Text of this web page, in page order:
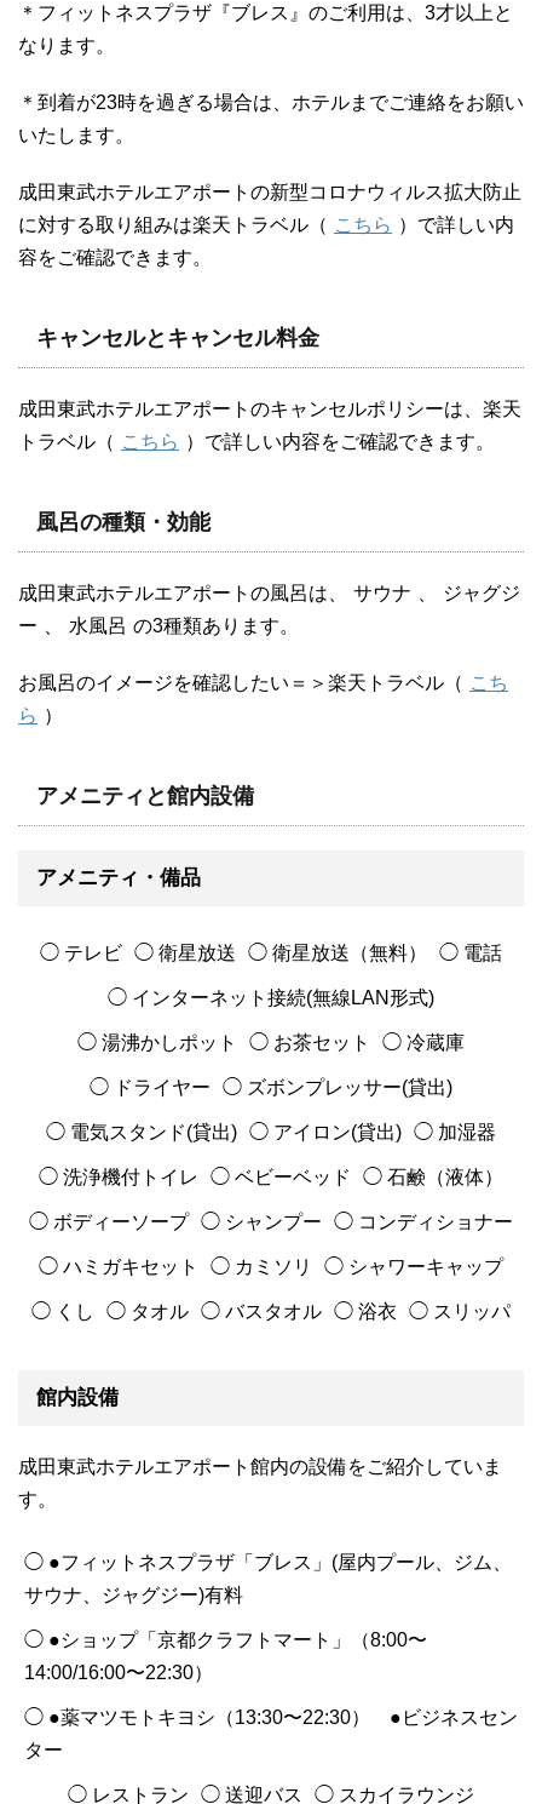
＊フィットネスプラザ『ブレス』のご利用は、3才以上と
なります。
＊到着が23時を過ぎる場合は、ホテルまでご連絡をお願い
いたします。
成田東武ホテルエアポートの新型コロナウィルス拡大防止
に対する取り組みは楽天トラベル（ こちら ）で詳しい内
容をご確認できます。
キャンセルとキャンセル料金
成田東武ホテルエアポートのキャンセルポリシーは、楽天
トラベル（ こちら ）で詳しい内容をご確認できます。
風呂の種類・効能
成田東武ホテルエアポートの風呂は、 サウナ
ジャグジ
ー
水風呂 の3種類あります。
お風呂のイメージを確認したい＝＞楽天トラベル（ こち
ら ）
アメニティと館内設備
アメニティ・備品
◯ テレビ ◯ 衛星放送 ◯ 衛星放送（無料） ◯ 電話
◯ インターネット接続(無線LAN形式)
◯ 湯沸かしポット ◯ お茶セット ◯ 冷蔵庫
◯ ドライヤー ◯ ズボンプレッサー(貸出)
◯ 電気スタンド(貸出) ◯ アイロン(貸出) ◯ 加湿器
◯ 洗浄機付トイレ ◯ ベビーベッド ◯ 石鹸（液体）
◯ ボディーソープ ◯ シャンプー ◯ コンディショナー
◯ ハミガキセット ◯ カミソリ ◯ シャワーキャップ
◯ くし ◯ タオル ◯ バスタオル ◯ 浴衣 ◯ スリッパ
館内設備
成田東武ホテルエアポート館内の設備をご紹介していま
す。
◯ ●フィットネスプラザ「ブレス」(屋内プール、ジム、
サウナ、ジャグジー)有料
◯ ●ショップ「京都クラフトマート」（8:00〜
14:00/16:00〜22:30）
◯ ●薬マツモトキヨシ（13:30〜22:30） ●ビジネスセン
ター
◯ レストラン ◯ 送迎バス ◯ スカイラウンジ